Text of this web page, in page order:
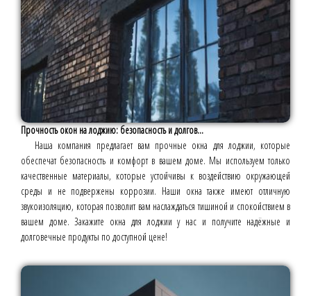
Прочность окон на лоджию: безопасность и долгов...
Наша компания предлагает вам прочные окна для лоджии, которые
обеспечат безопасность и комфорт в вашем доме. Мы используем только
качественные материалы, которые устойчивы к воздействию окружающей
среды и не подвержены коррозии. Наши окна также имеют отличную
звукоизоляцию, которая позволит вам наслаждаться тишиной и спокойствием в
вашем доме. Закажите окна для лоджии у нас и получите надёжные и
долговечные продукты по доступной цене!